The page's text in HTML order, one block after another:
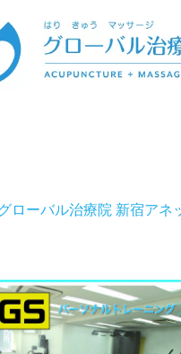
ローバル治療院 新宿アネ